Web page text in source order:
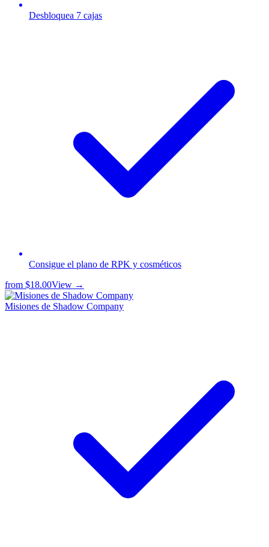
Desbloquea 7 cajas
Consigue el plano de RPK y cosméticos
from $18.00View →
Misiones de Shadow Company